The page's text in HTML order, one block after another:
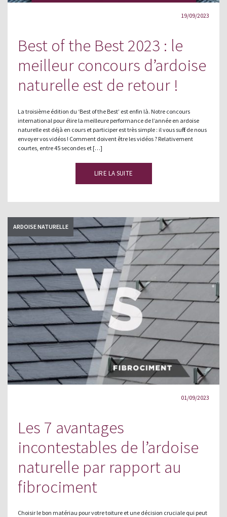
19/09/2023
Best of the Best 2023 : le
meilleur concours d’ardoise
naturelle est de retour !
La troisième édition du ‘Best of the Best’ est enfin là. Notre concours
international pour élire la meilleure performance de l’année en ardoise
naturelle est déjà en cours et participer est très simple : il vous suffit de nous
envoyer vos vidéos ! Comment doivent être les vidéos ? Relativement
courtes, entre 45 secondes et […]
LIRE LA SUITE
ARDOISE NATURELLE
01/09/2023
Les 7 avantages
incontestables de l’ardoise
naturelle par rapport au
fibrociment
Choisir le bon matériau pour votre toiture et une décision cruciale qui peut